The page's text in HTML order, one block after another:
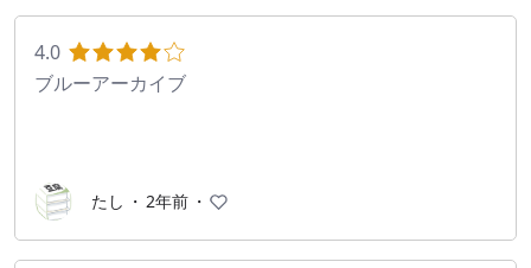
貴方のフェチがきっと見つかる。
そんな素敵なブルアカだけど、ブルアカは決してエッ
した作品だ。ほとんどのキャラが大切に扱われてい
て、ストーリーやイベストでの活躍を楽しむことがで
きる。日々の業務や好感度チャット、イベント、そこ
4.0
ブルーアーカイブ
たし ・ 2年前 ・